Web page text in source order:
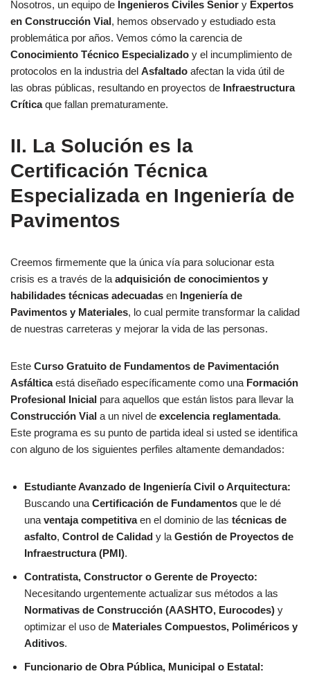
Nosotros, un equipo de Ingenieros Civiles Senior y Expertos
en Construcción Vial, hemos observado y estudiado esta
problemática por años. Vemos cómo la carencia de
Conocimiento Técnico Especializado y el incumplimiento de
protocolos en la industria del Asfaltado afectan la vida útil de
las obras públicas, resultando en proyectos de Infraestructura
Críticaque fallan prematuramente.
II. La Solución es la
Certificación Técnica
Especializada en Ingeniería de
Pavimentos
Creemos firmemente que la única vía para solucionar esta
crisis es a través de la adquisición de conocimientos y
habilidades técnicas adecuadas en Ingeniería de
Pavimentos y Materiales, lo cual permite transformar la calidad
de nuestras carreteras y mejorar la vida de las personas.
Este Curso Gratuito de Fundamentos de Pavimentación
Asfálticaestá diseñado específicamente como una Formación
Profesional Inicial para aquellos que están listos para llevar la
Construcción Vial a un nivel de excelencia reglamentada.
Este programa es su punto de partida ideal si usted se identifica
con alguno de los siguientes perfiles altamente demandados:
Estudiante Avanzado de Ingeniería Civil o Arquitectura:
Buscando una Certificación de Fundamentos que le dé
una ventaja competitivaen el dominio de las técnicas de
asfalto, Control de Calidad y la Gestión de Proyectos de
Infraestructura (PMI).
Contratista, Constructor o Gerente de Proyecto:
Necesitando urgentemente actualizar sus métodos a las
Normativas de Construcción (AASHTO, Eurocodes) y
optimizar el uso de Materiales Compuestos, Poliméricos y
Aditivos.
Funcionario de Obra Pública, Municipal o Estatal: